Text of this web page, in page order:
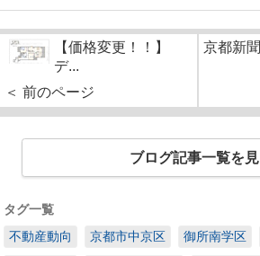
【価格変更！！】
デ...
＜ 前のページ
京都新
ブログ記事一覧を
タグ一覧
不動産動向
京都市中京区 御所南学区